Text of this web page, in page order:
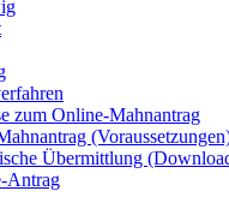
zum Online-Mahnantrag
Übermittlung
Antrag